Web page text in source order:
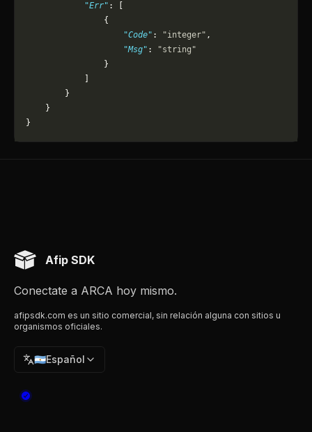
            "Err"
: [
                {
                    "Code"
: "integer" ,
                    "Msg"
:
"string"
                }
        }
    }
}
Afip SDK
Conectate a ARCA hoy mismo.
afipsdk.com es un sitio comercial, sin relación alguna con sitios u
organismos oficiales.
🇦🇷Español